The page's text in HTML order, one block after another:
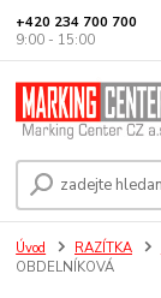
+420 234 700 700
9:00 - 15:00
Úvod RAZÍTKA
OBDELNÍKOVÁ